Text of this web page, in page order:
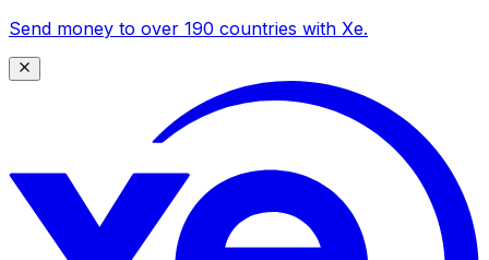
Send money to over 190 countries with Xe.